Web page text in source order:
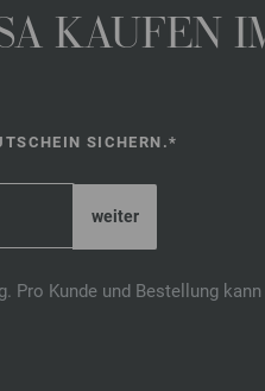
KAUFEN
SICHERN.*
Kunde und Bestellung